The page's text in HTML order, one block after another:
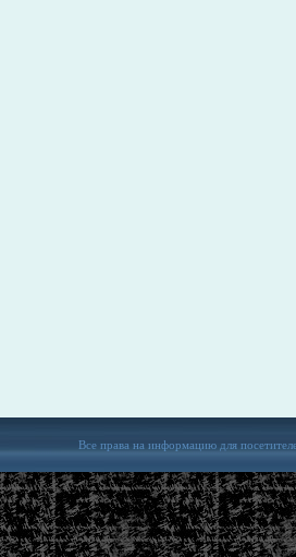
Все права на информацию для